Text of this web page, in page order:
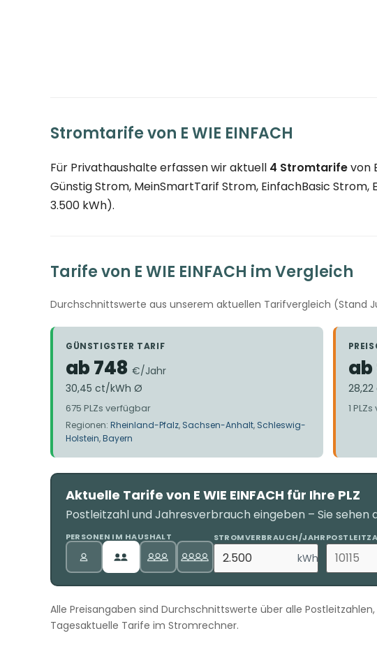
Stromtarife von E WIE EINFACH
Für Privathaushalte erfassen wir aktuell 4 Stromtarifevon
Günstig Strom, MeinSmartTarif Strom, EinfachBasic
3.500 kWh).
Tarife von E WIE EINFACH im Vergleich
Durchschnittswerte aus unserem aktuellen Tarifvergleich (Stand
GÜNSTIGSTER TARIF
ab 748 €/Jahr
30,45 ct/kWh Ø
675 PLZs verfügbar
Regionen: Rheinland-Pfalz, Sachsen-Anhalt, Schleswig-
Holstein,Bayern
ab
1
Aktuelle Tarife von E WIE EINFACH für Ihre PLZ
Postleitzahl und Jahresverbrauch eingeben – Sie
PERSONEN IM HAUSHALT STROMVERBRAUCH/JAHR
kWh
Alle Preisangaben sind Durchschnittswerte über alle Postleitzahlen,
Tagesaktuelle Tarife im Stromrechner.